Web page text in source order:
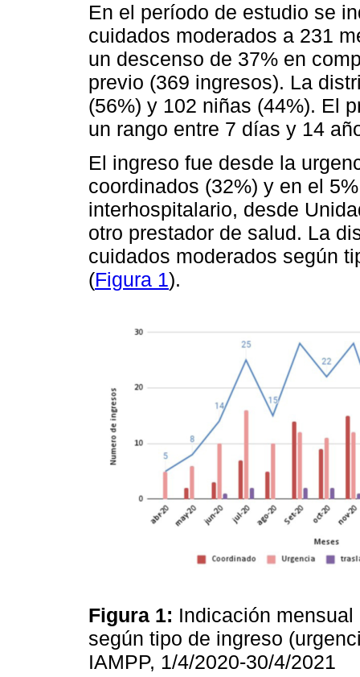
En el período de estudio se
cuidados moderados a 231
un descenso de 37% en
previo (369 ingresos). La
(56%) y 102 niñas (44%). El
un rango entre 7 días y 14
El ingreso fue desde la
coordinados (32%) y en el
interhospitalario, desde
otro prestador de salud. La
cuidados moderados según
(Figura 1).
Figura 1: Indicación
según tipo de ingreso
IAMPP, 1/4/2020-30/4/2021